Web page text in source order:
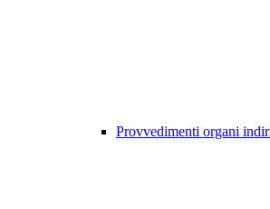
Provvedimenti organi